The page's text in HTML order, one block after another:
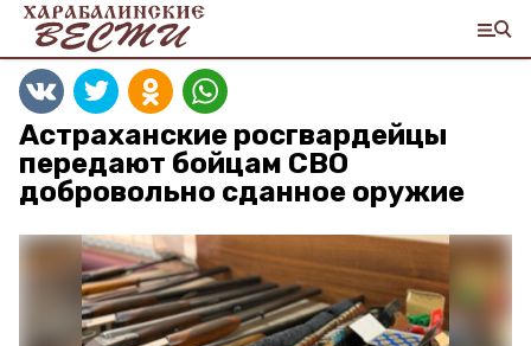
Астраханские росгвардейцы
передают бойцам СВО
добровольно сданное оружие